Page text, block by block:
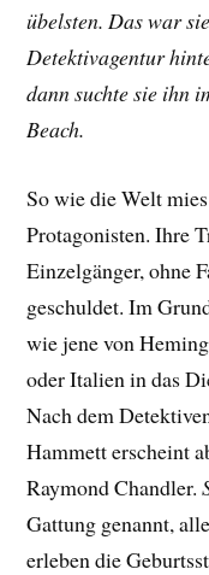
übelsten. Das war
Detektivagentur
dann suchte sie ihn
Beach.
So wie die Welt
Protagonisten. Ihre
Einzelgänger, ohne
geschuldet. Im
wie jene von
oder Italien in das
Nach dem
Hammett erscheint
Raymond Chandler.
Gattung genannt,
erleben die